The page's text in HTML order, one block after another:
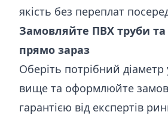
якість без переплат
Замовляйте ПВХ труби та
прямо зараз
Оберіть потрібний діаметр
вище та оформлюйте
гарантією від експертів